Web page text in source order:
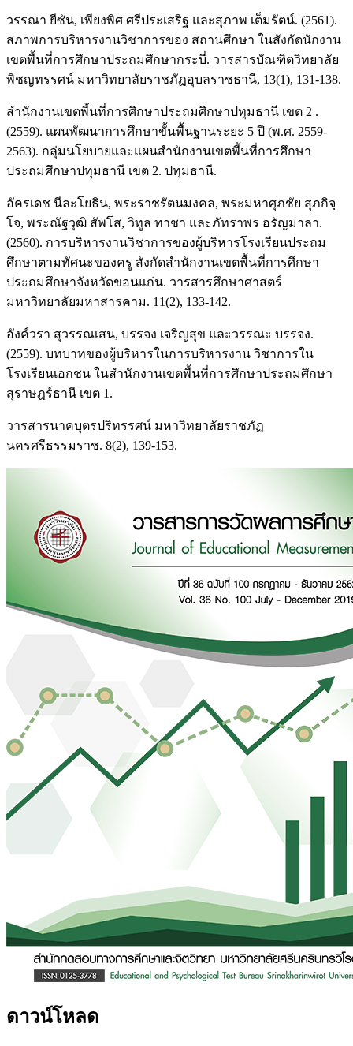
วรรณา ยีซัน, เพียงพิศ ศรีประเสริฐ และสุภาพ เต็มรัตน์. (2561).
สภาพการบริหารงานวิชาการของ สถานศึกษา ในสังกัดนักงาน
เขตพื้นที่การศึกษาประถมศึกษากระบี่. วารสารบัณฑิตวิทยาลัย
พิชญทรรศน์ มหาวิทยาลัยราชภัฏอุบลราชธานี, 13(1), 131-138.
สำนักงานเขตพี้นที่การศึกษาประถมศึกษาปทุมธานี เขต 2 .
(2559). แผนพัฒนาการศึกษาขั้นพื้นฐานระยะ 5 ปี (พ.ศ. 2559-
2563). กลุ่มนโยบายและแผนสำนักงานเขตพี้นที่การศึกษา
ประถมศึกษาปทุมธานี เขต 2. ปทุมธานี.
อัครเดช นีละโยธิน, พระราชรัตนมงคล, พระมหาศุภชัย สุภกิจฺ
โจ, พระณัฐวุฒิ สัพโส, วิทูล ทาชา และภัทราพร อรัญมาลา.
(2560). การบริหารงานวิชาการของผู้บริหารโรงเรียนประถม
ศึกษาตามทัศนะของครู สังกัดสำนักงานเขตพื้นที่การศึกษา
ประถมศึกษาจังหวัดขอนแก่น. วารสารศึกษาศาสตร์
มหาวิทยาลัยมหาสารคาม. 11(2), 133-142.
อังค์วรา สุวรรณเสน, บรรจง เจริญสุข และวรรณะ บรรจง.
(2559). บทบาทของผู้บริหารในการบริหารงาน วิชาการใน
โรงเรียนเอกชน ในสำนักงานเขตพื้นที่การศึกษาประถมศึกษา
สุราษฎร์ธานี เขต 1.
วารสารนาคบุตรปริทรรศน์ มหาวิทยาลัยราชภัฏ
นครศรีธรรมราช. 8(2), 139-153.
ดาวน์โหลด